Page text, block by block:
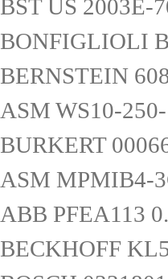
BST US 2003E-
BONFIGLIOLI
BERNSTEIN
ASM WS10-
BURKERT
ASM MPMIB4-
ABB PFEA113
BECKHOFF